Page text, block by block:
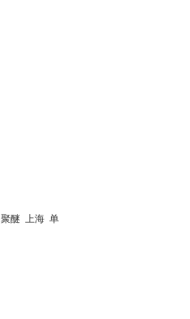
聚醚 上海 单